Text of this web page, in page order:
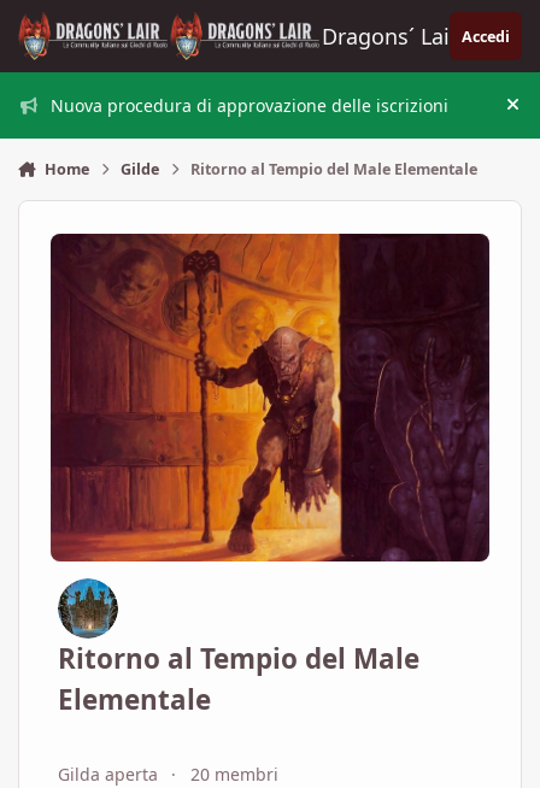
Vai al contenuto
Dragons´ Lair Accedi
Nuova procedura di approvazione delle iscrizioni
Home Gilde Ritorno al Tempio del Male Elementale
Ritorno al Tempio del Male
Elementale
Gilda aperta 20 membri